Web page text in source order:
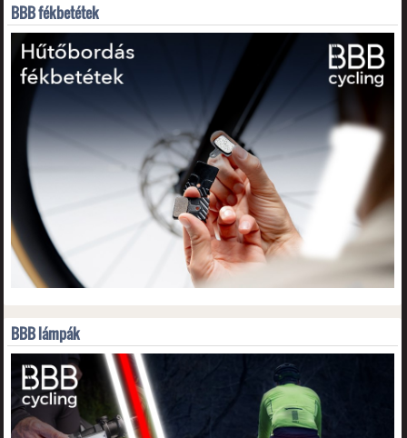
BBB fékbetétek
BBB lámpák